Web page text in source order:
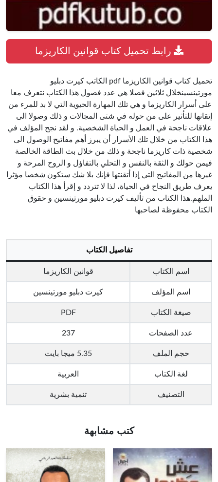
تحميل كتاب قوانين الكاريزما pdf الكاتب كيرت دبليو
مورتينسينخلال ثلاثين فصلا هي عدد فصول هذا الكتاب نتعرف معا
على أسرار الكاريزما و هي تلك المهارة الحيوية التي لا بد للمرء من
إتقانها للتأثير على من حوله في شتى المجالات و ذلك وصولا الى
علاقات ناجحة في العمل و الحياة الشخصية. و لقد نجح المؤلف في
هذا الكتاب من خلال تلك الأسرار أن يبرز أهم مفاتيح الوصول الى
شخصية ذات كاريزما ناجحة و ذلك من خلال بث الطاقة الخالصة
فيمن حولك و الثقة بالنفس و التحلي بالتفاؤل و الروح المرحة و
غيرها من المفاتيح التي إذا أتقنتها فإنك بلا شك ستكون شخصا مؤثرا
يعرف طريق النجاح في الحياة، لذا لا تتردد و إقرأ هذا الكتاب
الملهم.هذا الكتاب من تأليف كيرت دبليو مورتينسين و حقوق
الكتاب محفوظة لصاحبها
تفاصيل الكتاب
اسم الكتاب قوانين الكاريزما
اسم المؤلف كيرت دبليو مورتينسين
صيغة الكتاب PDF
عدد الصفحات 237
حجم الملف 5.35 ميجا بايت
لغة الكتاب العربية
التصنيف تنمية بشرية
كتب مشابهة